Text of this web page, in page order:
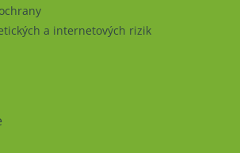
a internetových rizik